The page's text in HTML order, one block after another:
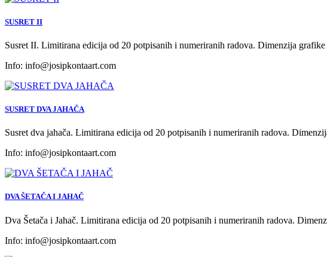
SUSRET II
Susret II. Limitirana edicija od 20 potpisanih i numeriranih radova. Dimenzija
Info: info@josipkontaart.com
SUSRET DVA JAHAČA
Susret dva jahača. Limitirana edicija od 20 potpisanih i numeriranih radova.
Info: info@josipkontaart.com
DVA ŠETAČA I JAHAČ
Dva Šetača i Jahač. Limitirana edicija od 20 potpisanih i numeriranih radova.
Info: info@josipkontaart.com